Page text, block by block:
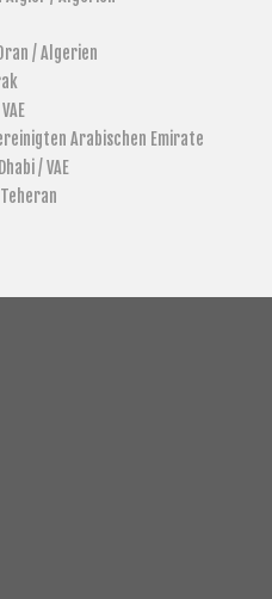
/ Algerien
Arabischen Emirate
/ VAE